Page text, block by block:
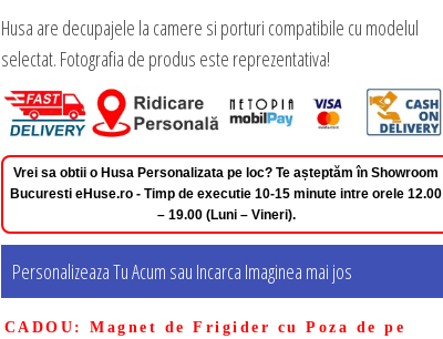
Husa are decupajele la camere si porturi compatibile cu modelul
selectat. Fotografia de produs este reprezentativa!
Vrei sa obtii o Husa Personalizata pe loc? Te așteptăm în Showroom
Bucuresti eHuse.ro - Timp de executie 10-15 minute intre orele 12.00
– 19.00 (Luni – Vineri).
Personalizeaza Tu Acum sau Incarca Imaginea mai jos
CADOU : Magnet de Frigider cu Poza de pe